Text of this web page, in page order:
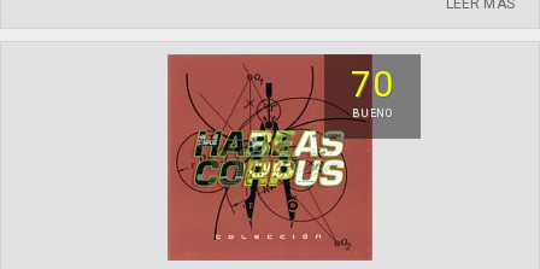
70
BUENO